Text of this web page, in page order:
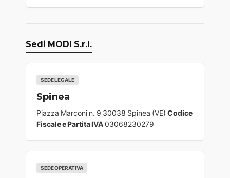
Sedi MODI S.r.l.
SEDE LEGALE
Spinea
Piazza Marconi n. 9 30038 Spinea (VE) Codice
Fiscale e Partita IVA03068230279
SEDE OPERATIVA